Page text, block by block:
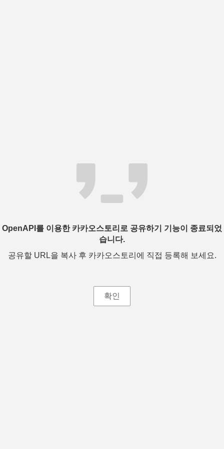
OpenAPI를 이용한 카카오스토리로 공유하기 기능이 종료되었
습니다.
공유할 URL을 복사 후 카카오스토리에 직접 등록해 보세요.
확인